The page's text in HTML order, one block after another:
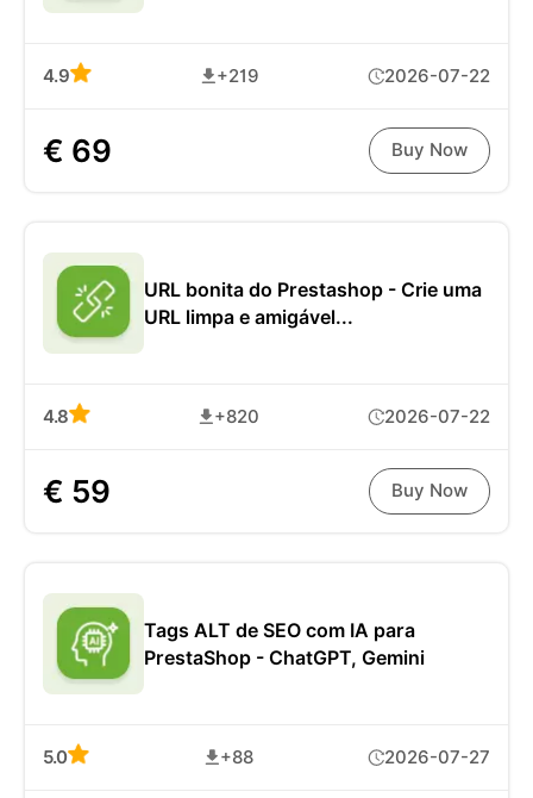
4.9 +219 2026-07-22
€ 69 Buy Now
URL bonita do Prestashop - Crie uma
URL limpa e amigável...
4.8 +820 2026-07-22
€ 59 Buy Now
Tags ALT de SEO com IA para
PrestaShop - ChatGPT, Gemini
5.0 +88 2026-07-27